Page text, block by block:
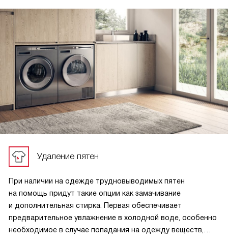
Удаление пятен
При наличии на одежде трудновыводимых пятен
на помощь придут такие опции как замачивание
и дополнительная стирка. Первая обеспечивает
предварительное увлажнение в холодной воде, особенно
необходимое в случае попадания на одежду веществ,